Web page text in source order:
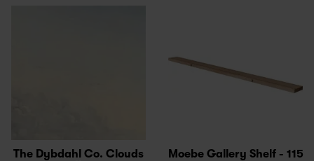
The Dybdahl Co. Clouds
Moebe Gallery Shelf - 115